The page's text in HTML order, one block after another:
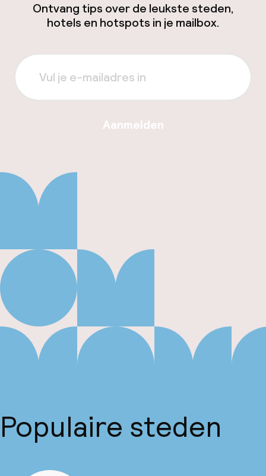
Ontvang tips over de leukste steden,
hotels en hotspots in je mailbox.
Aanmelden
Populaire steden